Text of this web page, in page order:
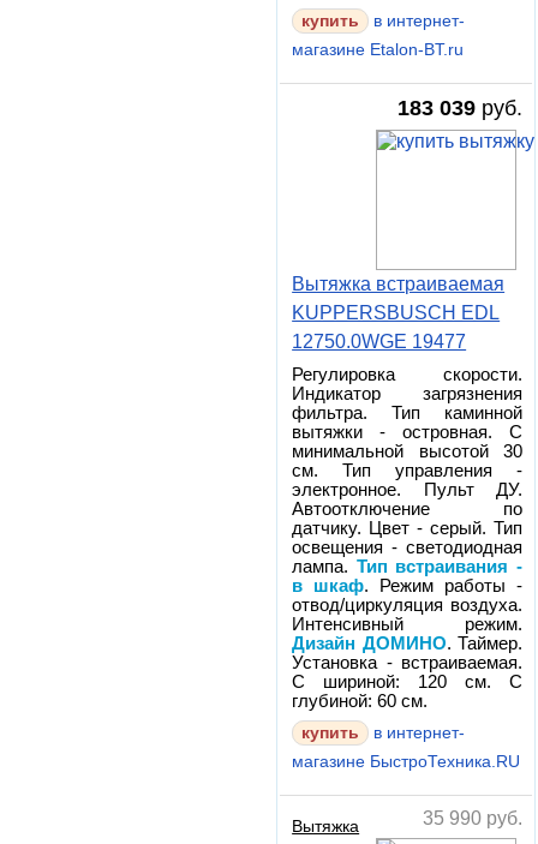
в интернет-
магазине Etalon-BT.ru
183 039 руб.
Вытяжка встраиваемая
KUPPERSBUSCH EDL
12750.0WGE 19477
Регулировка скорости.
Индикатор загрязнения
фильтра. Тип каминной
вытяжки - островная. С
минимальной высотой 30
см. Тип управления -
электронное. Пульт ДУ.
Автоотключение по
датчику. Цвет - серый. Тип
освещения - светодиодная
лампа. Тип встраивания -
в шкаф. Режим работы -
отвод/циркуляция воздуха.
Интенсивный режим.
Дизайн ДОМИНО. Таймер.
Установка - встраиваемая.
С шириной: 120 см. С
глубиной: 60 см.
в интернет-
магазине БыстроТехника.RU
35 990 руб.
Вытяжка